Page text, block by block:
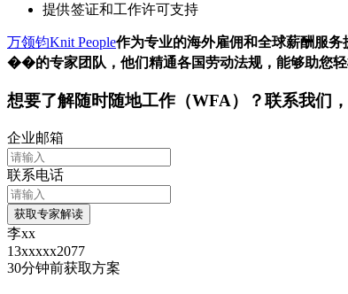
提供签证和工作许可支持
万领钧Knit People作为专业的海外雇佣和全球薪酬服
��的专家团队，他们精通各国劳动法规，能够助您轻
想要了解随时随地工作（WFA） ？联系我们
企业邮箱
联系电话
获取专家解读
李xx
13xxxxx2077
30分钟前获取方案